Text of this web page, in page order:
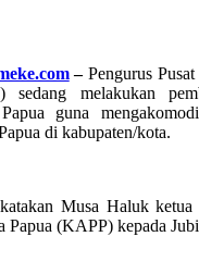
–Pengurus Pusat
sedang melakukan
guna
di kabupaten/kota.
Musa Haluk ketua
Papua (KAPP) kepada